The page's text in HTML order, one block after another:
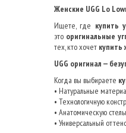
Женские UGG Lo
Ищете, где купить
это оригинальные
тех, кто хочет купить
UGG оригинал —
Когда вы выбираете
• Натуральные
• Технологичную
• Анатомическую
• Универсальный